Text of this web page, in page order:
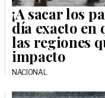
¡A sacar los
día exacto en
las regiones
impacto
NACIONAL